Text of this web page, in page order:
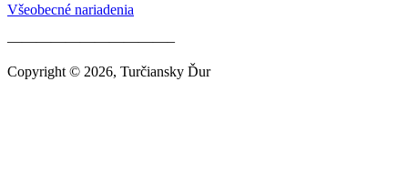
Všeobecné nariadenia
———————————–
Copyright © 2026, Turčiansky Ďur